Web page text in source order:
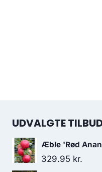
UDVALGTE
Æble 'Rød
329.95 kr.